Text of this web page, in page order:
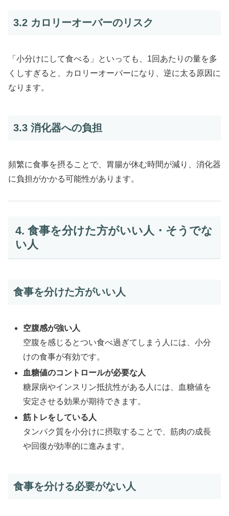
3.2 カロリーオーバーのリスク
「小分けにして食べる」といっても、1回あたりの量を多
くしすぎると、カロリーオーバーになり、逆に太る原因に
なります。
3.3 消化器への負担
頻繁に食事を摂ることで、胃腸が休む時間が減り、消化器
に負担がかかる可能性があります。
4. 食事を分けた方がいい人・そうでな
い人
食事を分けた方がいい人
空腹感が強い人
空腹を感じるとつい食べ過ぎてしまう人には、小分
けの食事が有効です。
血糖値のコントロールが必要な人
糖尿病やインスリン抵抗性がある人には、血糖値を
安定させる効果が期待できます。
筋トレをしている人
タンパク質を小分けに摂取することで、筋肉の成長
や回復が効率的に進みます。
食事を分ける必要がない人